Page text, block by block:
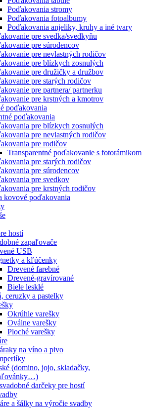
Poďakovania stromy
Poďakovania fotoalbumy
Poďakovania anjeliky, kruhy a iné tvary
pre svedka/svedkyňu
pre súrodencov
pre nevlastných rodičov
pre blízkych zosnulých
pre družičky a družbov
pre starých rodičov
pre partnera/ partnerku
pre krstných a kmotrov
poďakovania
poďakovania
pre blízkych zosnulých
pre nevlastných rodičov
pre rodičov
Transparentné poďakovanie s fotorámikom
pre starých rodičov
pre súrodencov
pre svedkov
pre krstných rodičov
kovové poďakovania
hostí
zapaľovače
USB
a kľúčenky
Drevené farebné
Drevené-gravírované
Biele lesklé
ceruzky a pastelky
Okrúhle varešky
Oválne varešky
Ploché varešky
na víno a pivo
(domino, jojo, skladačky,
darčeky pre hostí
a šálky na výročie svadby